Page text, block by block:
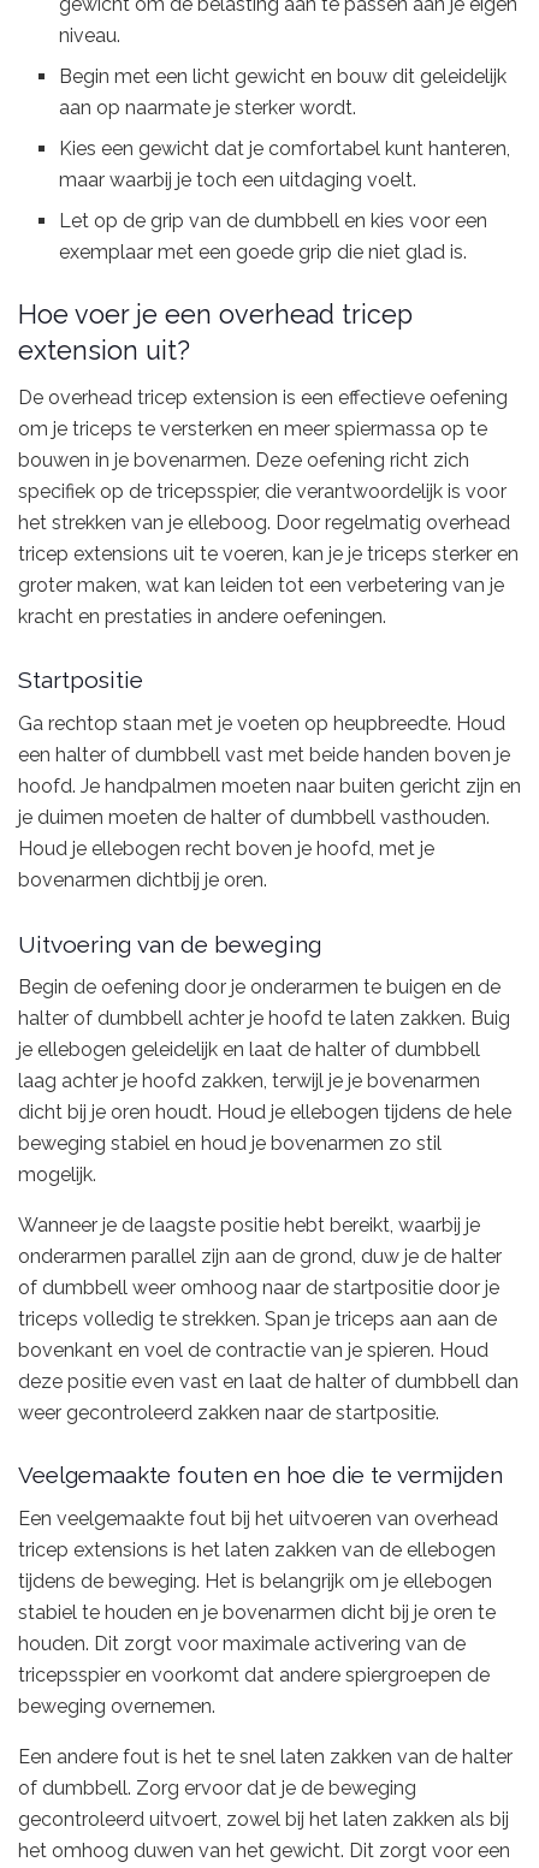
niveau.
Begin met een licht gewicht en bouw dit geleidelijk
aan op naarmate je sterker wordt.
Kies een gewicht dat je comfortabel kunt hanteren,
maar waarbij je toch een uitdaging voelt.
Let op de grip van de dumbbell en kies voor een
exemplaar met een goede grip die niet glad is.
Hoe voer je een overhead tricep
extension uit?
De overhead tricep extension is een effectieve oefening
om je triceps te versterken en meer spiermassa op te
bouwen in je bovenarmen. Deze oefening richt zich
specifiek op de tricepsspier, die verantwoordelijk is voor
het strekken van je elleboog. Door regelmatig overhead
tricep extensions uit te voeren, kan je je triceps sterker en
groter maken, wat kan leiden tot een verbetering van je
kracht en prestaties in andere oefeningen.
Startpositie
Ga rechtop staan met je voeten op heupbreedte. Houd
een halter of dumbbell vast met beide handen boven je
hoofd. Je handpalmen moeten naar buiten gericht zijn en
je duimen moeten de halter of dumbbell vasthouden.
Houd je ellebogen recht boven je hoofd, met je
bovenarmen dichtbij je oren.
Uitvoering van de beweging
Begin de oefening door je onderarmen te buigen en de
halter of dumbbell achter je hoofd te laten zakken. Buig
je ellebogen geleidelijk en laat de halter of dumbbell
laag achter je hoofd zakken, terwijl je je bovenarmen
dicht bij je oren houdt. Houd je ellebogen tijdens de hele
beweging stabiel en houd je bovenarmen zo stil
mogelijk.
Wanneer je de laagste positie hebt bereikt, waarbij je
onderarmen parallel zijn aan de grond, duw je de halter
of dumbbell weer omhoog naar de startpositie door je
triceps volledig te strekken. Span je triceps aan aan de
bovenkant en voel de contractie van je spieren. Houd
deze positie even vast en laat de halter of dumbbell dan
weer gecontroleerd zakken naar de startpositie.
Veelgemaakte fouten en hoe die te vermijden
Een veelgemaakte fout bij het uitvoeren van overhead
tricep extensions is het laten zakken van de ellebogen
tijdens de beweging. Het is belangrijk om je ellebogen
stabiel te houden en je bovenarmen dicht bij je oren te
houden. Dit zorgt voor maximale activering van de
tricepsspier en voorkomt dat andere spiergroepen de
beweging overnemen.
Een andere fout is het te snel laten zakken van de halter
of dumbbell. Zorg ervoor dat je de beweging
gecontroleerd uitvoert, zowel bij het laten zakken als bij
het omhoog duwen van het gewicht. Dit zorgt voor een